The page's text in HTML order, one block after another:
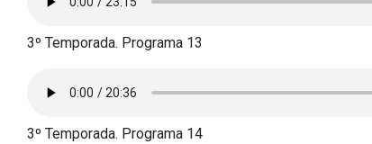
3º Temporada. Programa 13
3º Temporada. Programa 14